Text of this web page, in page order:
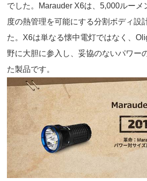
でした。 Marauder X6は、5,000ルーメ
度の熱管理を可能にする分割ボディ設
た。 X6は単なる懐中電灯ではなく、
野に大胆に参入し、妥協のないパワー
た製品です。